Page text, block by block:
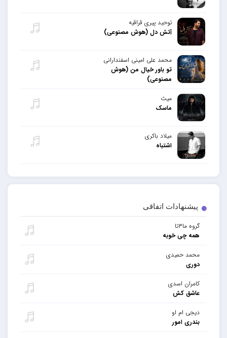
پیشنهادات اتفاقی
گروه ما۳تا
همه چی خوبه
محمد حمیدی
دوری
کامران اسدی
عاشق کش
دیجی ام او
بندری امور
توحید پیری قراقیه
آتش دل (هوش مصنوعی)
محمد علی امینی اسفندارانی
تو باور خیال من (هوش
مصنوعی)
میث
ماسک
میلاد باکری
اشتباه